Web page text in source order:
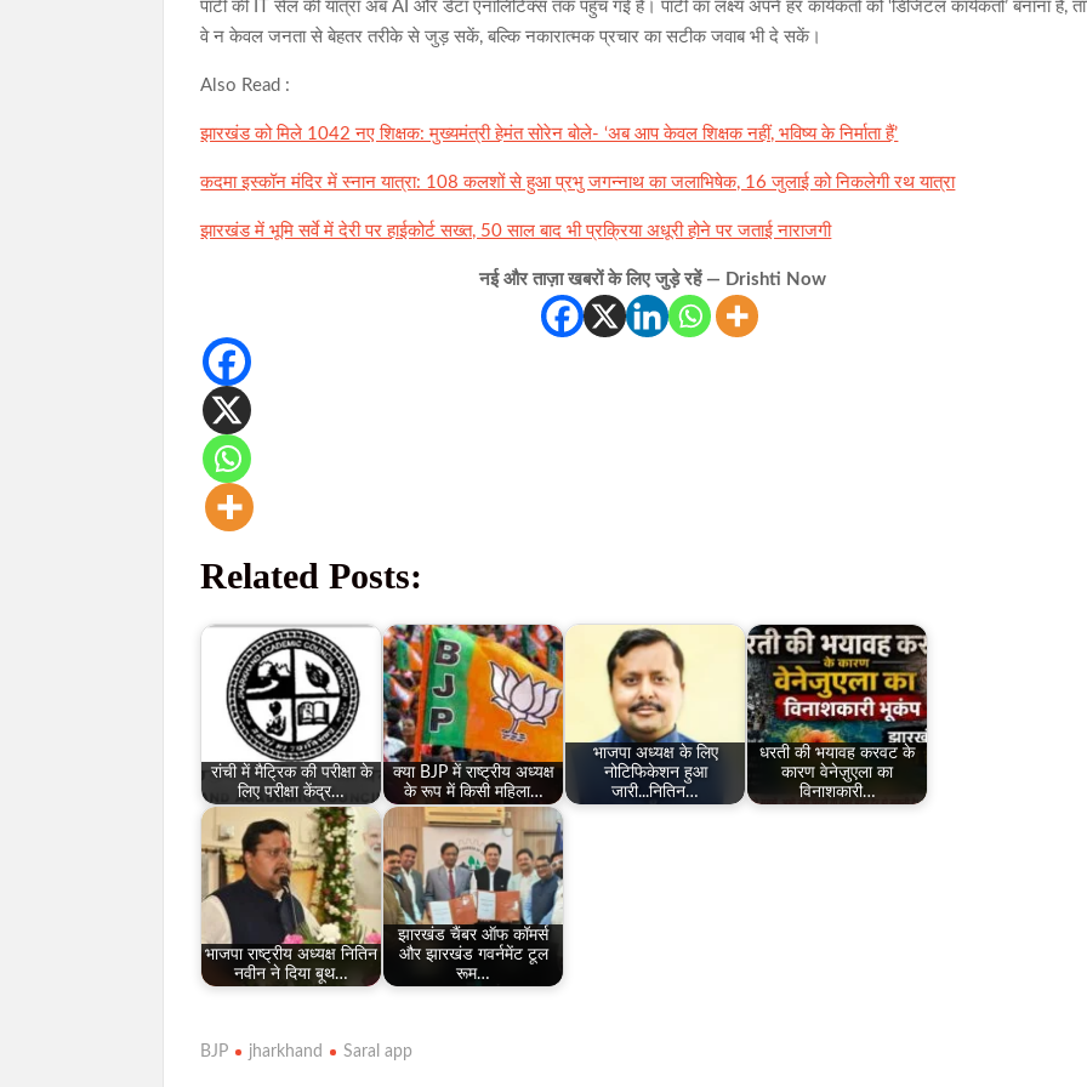
पार्टी की IT सेल की यात्रा अब AI और डेटा एनालिटिक्स तक पहुँच गई है। पार्टी का लक्ष्य अपने हर कार्यकर्ता को ‘डिजिटल कार्यकर्ता’ बनाना है,
वे न केवल जनता से बेहतर तरीके से जुड़ सकें, बल्कि नकारात्मक प्रचार का सटीक जवाब भी दे सकें।
Also Read :
झारखंड को मिले 1042 नए शिक्षक: मुख्यमंत्री हेमंत सोरेन बोले- ‘अब आप केवल शिक्षक नहीं, भविष्य के निर्माता हैं’
कदमा इस्कॉन मंदिर में स्नान यात्रा: 108 कलशों से हुआ प्रभु जगन्नाथ का जलाभिषेक, 16 जुलाई को निकलेगी रथ यात्रा
झारखंड में भूमि सर्वे में देरी पर हाईकोर्ट सख्त, 50 साल बाद भी प्रक्रिया अधूरी होने पर जताई नाराजगी
नई और ताज़ा खबरों के लिए जुड़े रहें — Drishti Now
Related Posts:
रांची में मैट्रिक की परीक्षा के
लिए परीक्षा केंद्र…
क्या BJP में राष्ट्रीय अध्यक्ष
के रूप में किसी महिला…
भाजपा अध्यक्ष के लिए
नोटिफिकेशन हुआ
जारी...नितिन…
धरती की भयावह करवट के
कारण वेनेज़ुएला का
विनाशकारी…
भाजपा राष्ट्रीय अध्यक्ष नितिन
नवीन ने दिया बूथ…
झारखंड चैंबर ऑफ कॉमर्स
और झारखंड गवर्नमेंट टूल
रूम…
BJP jharkhand Saral app